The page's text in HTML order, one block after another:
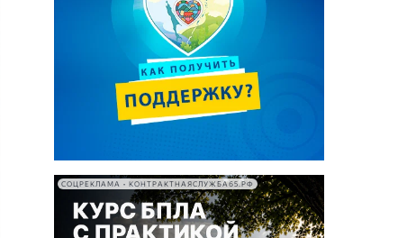
СОЦРЕКЛАМА • КОНТРАКТНАЯСЛУЖБА65.РФ